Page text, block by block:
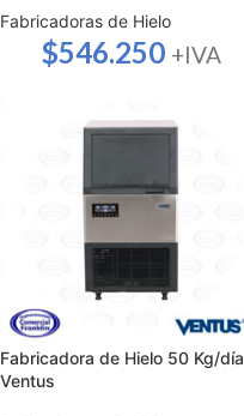
Fabricadoras de Hielo
$546.250 +IVA
Fabricadora de Hielo 50 Kg/día
Ventus